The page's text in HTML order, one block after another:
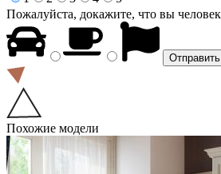
Пожалуйста, докажите, что вы
Похожие модели